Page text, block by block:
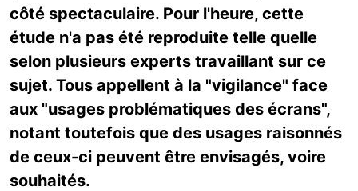
côté spectaculaire. Pour l'heure, cette
étude n'a pas été reproduite telle quelle
selon plusieurs experts travaillant sur ce
sujet. Tous appellent à la "vigilance" face
aux "usages problématiques des écrans",
notant toutefois que des usages raisonnés
de ceux-ci peuvent être envisagés, voire
souhaités.